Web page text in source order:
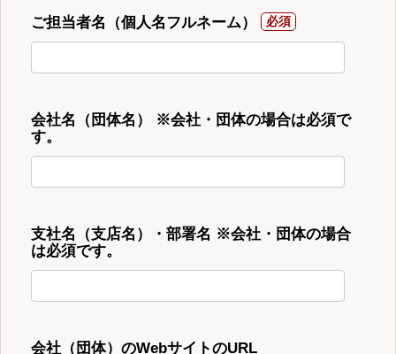
ご担当者名（個人名フルネーム）
会社名（団体名） ※会社・団体の場合は必須で
す。
支社名（支店名）・部署名 ※会社・団体の場合
は必須です。
会社（団体）のWebサイトのURL